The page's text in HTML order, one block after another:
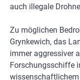
auch illegale
Zu möglichen
Grynkewich, das
immer aggressiver
Forschungsschiffe